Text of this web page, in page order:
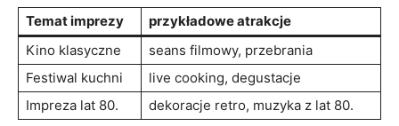
Temat imprezy
przykładowe atrakcje
Kino klasyczne
seans filmowy, przebrania
Festiwal kuchni
live cooking, degustacje
Impreza lat 80.
dekoracje retro, muzyka z lat 80.